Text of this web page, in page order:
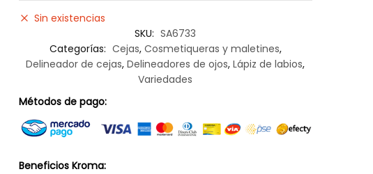
Sin existencias
SKU: SA6733
Categorías: Cejas, Cosmetiqueras y maletines,
Delineador de cejas,Delineadores de ojos,Lápiz de labios,
Variedades
Métodos de pago:
Beneficios Kroma: